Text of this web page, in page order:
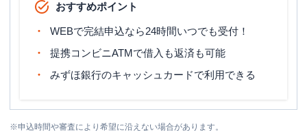
おすすめポイント
WEBで完結申込なら24時間いつでも受付！
提携コンビニATMで借入も返済も可能
みずほ銀行のキャッシュカードで利用できる
※申込時間や審査により希望に沿えない場合があります。